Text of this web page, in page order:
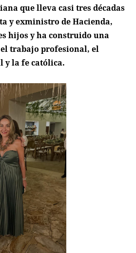
que lleva casi tres décadas
y exministro de Hacienda,
hijos y ha construido una
trabajo profesional, el
y la fe católica.